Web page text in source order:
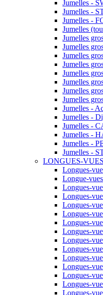
Jumelles -
Jumelles -
Jumelles -
Jumelles
Jumelles
Jumelles
Jumelles
Jumelles
Jumelles
Jumelles
Jumelles
Jumelles
Jumelles -
Jumelles -
Jumelles -
Jumelles -
Jumelles -
Jumelles -
LONGUES-
Longues-
Longue-
Longues-
Longues-
Longues-
Longues-
Longues-
Longues-
Longues-
Longues-
Longues-
Longues-
Longues-
Longues-
Longues-